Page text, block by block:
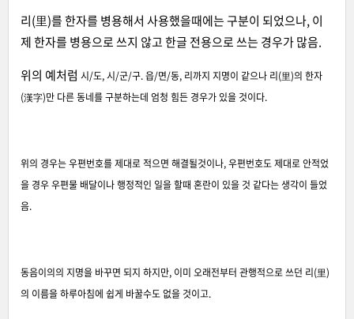
리(里)를 한자를 병용해서 사용했을때에는 구분이 되었으나, 이
제 한자를 병용으로 쓰지 않고 한글 전용으로 쓰는 경우가 많음.
위의 예처럼 시/도, 시/군/구. 읍/면/동, 리까지 지명이 같으나 리(里)의 한자
(漢字)만 다른 동네를 구분하는데 엄청 힘든 경우가 있을 것이다.
위의 경우는 우편번호를 제대로 적으면 해결될것이나, 우편번호도 제대로 안적었
을 경우 우편물 배달이나 행정적인 일을 할때 혼란이 있을 것 같다는 생각이 들었
음.
동음이의의 지명을 바꾸면 되지 하지만, 이미 오래전부터 관행적으로 쓰던 리(里)
의 이름을 하루아침에 쉽게 바꿀수도 없을 것이고.